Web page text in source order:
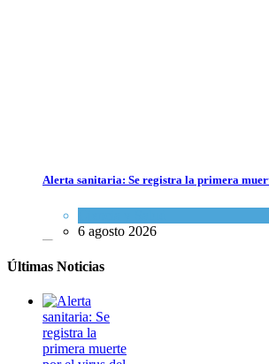
Alerta sanitaria: Se registra la primera
6 agosto 2026
Últimas Noticias